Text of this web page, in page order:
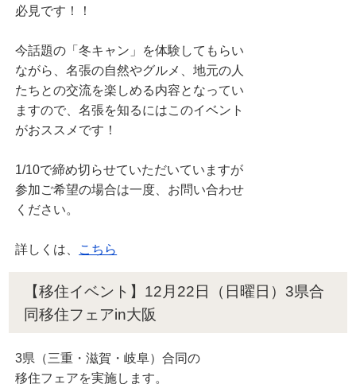
必見です！！
今話題の「冬キャン」を体験してもらい
ながら、名張の自然やグルメ、地元の人
たちとの交流を楽しめる内容となってい
ますので、名張を知るにはこのイベント
がおススメです！
1/10で締め切らせていただいていますが
参加ご希望の場合は一度、お問い合わせ
ください。
詳しくは、 こちら
【移住イベント】12月22日（日曜日）3県合
同移住フェアin大阪
3県（三重・滋賀・岐阜）合同の
移住フェアを実施します。